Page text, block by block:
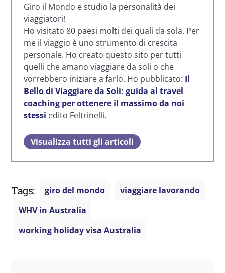
Giro il Mondo e studio la personalità dei
viaggiatori!
Ho visitato 80 paesi molti dei quali da sola. Per
me il viaggio è uno strumento di crescita
personale. Ho creato questo sito per tutti
quelli che amano viaggiare da soli o che
vorrebbero iniziare a farlo. Ho pubblicato: Il
Bello di Viaggiare da Soli: guida al travel
coaching per ottenere il massimo da noi
stessi edito Feltrinelli.
Visualizza tutti gli articoli
Tags: giro del mondo
viaggiare lavorando
WHV in Australia
working holiday visa Australia